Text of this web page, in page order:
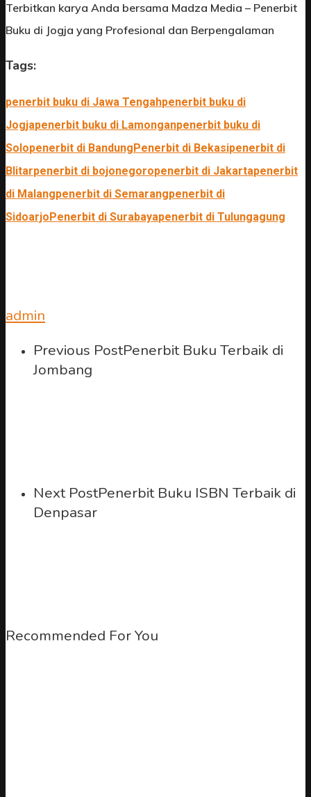
Terbitkan karya Anda bersama Madza Media – Penerbit
Buku di Jogja yang Profesional dan Berpengalaman
Tags:
penerbit buku di Jawa Tengahpenerbit buku di
Jogjapenerbit buku di Lamonganpenerbit buku di
Solopenerbit di BandungPenerbit di Bekasipenerbit di
Blitarpenerbit di bojonegoropenerbit di Jakartapenerbit
di Malangpenerbit di Semarangpenerbit di
SidoarjoPenerbit di Surabayapenerbit di Tulungagung
admin
Previous PostPenerbit Buku Terbaik di
Jombang
Next PostPenerbit Buku ISBN Terbaik di
Denpasar
Recommended For You